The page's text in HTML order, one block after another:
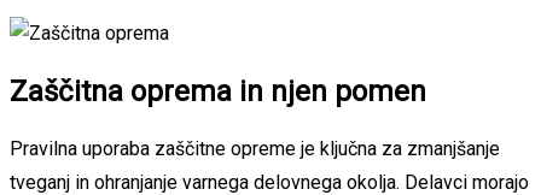
Zaščitna oprema in njen pomen
Pravilna uporaba zaščitne opreme je ključna za zmanjšanje
tveganj in ohranjanje varnega delovnega okolja. Delavci morajo